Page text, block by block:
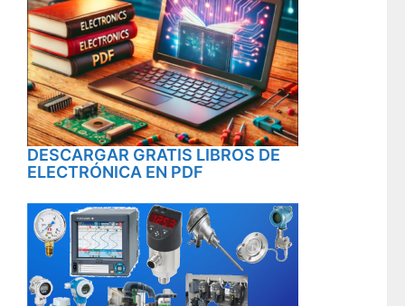
DESCARGAR GRATIS LIBROS DE
ELECTRÓNICA EN PDF